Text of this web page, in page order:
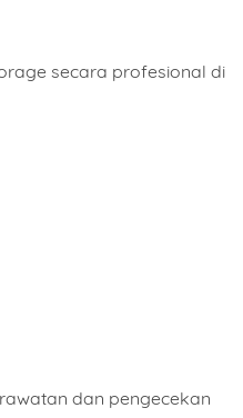
secara profesional di
dan pengecekan